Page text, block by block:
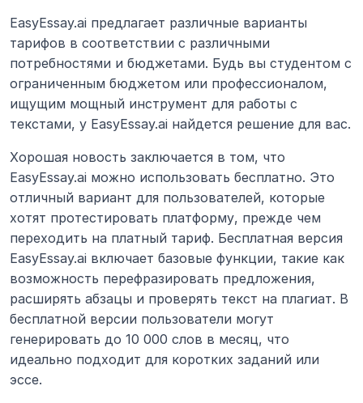
EasyEssay.ai предлагает различные варианты
тарифов в соответствии с различными
потребностями и бюджетами. Будь вы студентом с
ограниченным бюджетом или профессионалом,
ищущим мощный инструмент для работы с
текстами, у EasyEssay.ai найдется решение для вас.
Хорошая новость заключается в том, что
EasyEssay.ai можно использовать бесплатно. Это
отличный вариант для пользователей, которые
хотят протестировать платформу, прежде чем
переходить на платный тариф. Бесплатная версия
EasyEssay.ai включает базовые функции, такие как
возможность перефразировать предложения,
расширять абзацы и проверять текст на плагиат. В
бесплатной версии пользователи могут
генерировать до 10 000 слов в месяц, что
идеально подходит для коротких заданий или
эссе.